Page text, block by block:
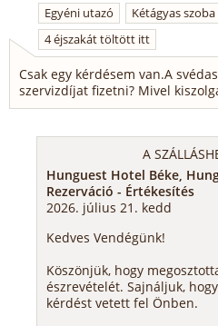
Egyéni utazó
Kétágyas
4 éjszakát töltött itt
Csak egy kérdésem van.A
szervizdíjat fizetni? Mivel
A
Hunguest Hotel Béke,
Rezerváció - Értékesítés
2026. július 21. kedd
Kedves Vendégünk!
Köszönjük, hogy
észrevételét. Sajnáljuk,
kérdést vetett fel Önben.